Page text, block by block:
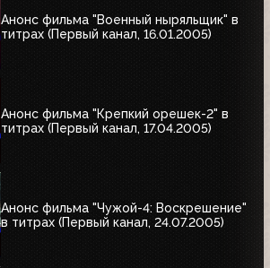
Анонс фильма "Военный ныряльщик" в
титрах (Первый канал, 16.01.2005)
Анонс фильма "Крепкий орешек-2" в
титрах (Первый канал, 17.04.2005)
Анонс фильма "Чужой-4: Воскрешение"
в титрах (Первый канал, 24.07.2005)